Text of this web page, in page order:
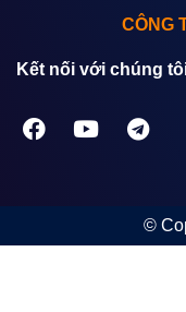
CÔNG
Kết nối với chúng
©